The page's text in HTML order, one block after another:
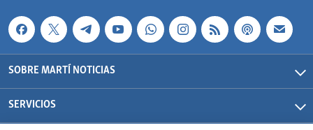
SOBRE MARTÍ NOTICIAS
SERVICIOS